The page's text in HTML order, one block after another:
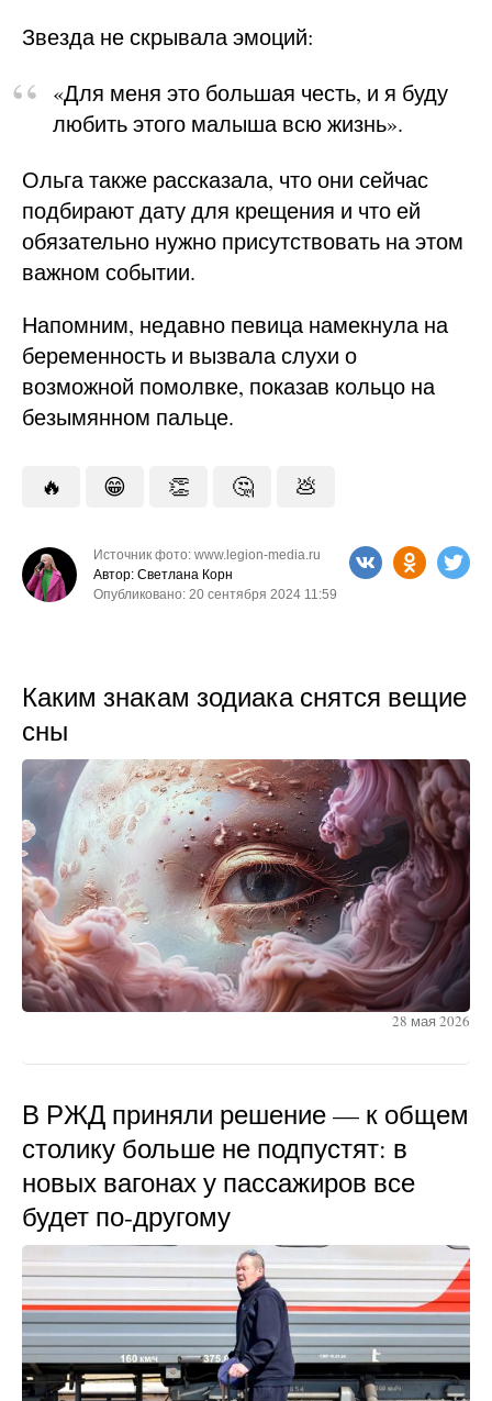
Звезда не скрывала эмоций:
«Для меня это большая честь, и я буду
любить этого малыша всю жизнь».
Ольга также рассказала, что они сейчас
подбирают дату для крещения и что ей
обязательно нужно присутствовать на этом
важном событии.
Напомним, недавно певица намекнула на
беременность и вызвала слухи о
возможной помолвке, показав кольцо на
безымянном пальце.
🔥 😁 👏 🤔 💩
Источник фото: www.legion-media.ru
Автор: Светлана Корн
Опубликовано: 20 сентября 2024 11:59
Каким знакам зодиака снятся вещие
сны
28 мая 2026
В РЖД приняли решение — к общем
столику больше не подпустят: в
новых вагонах у пассажиров все
будет по-другому